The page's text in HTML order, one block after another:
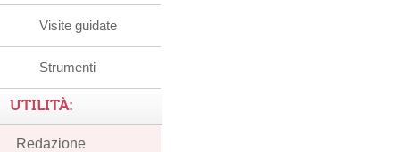
Visite guidate
Strumenti
UTILITÀ:
Redazione